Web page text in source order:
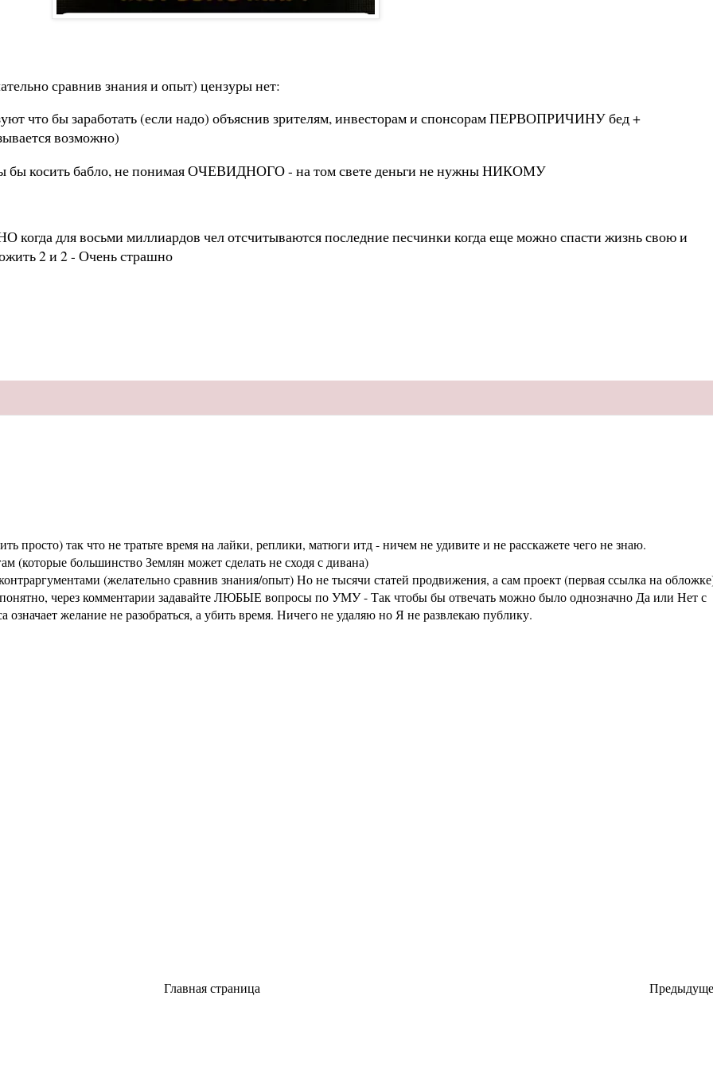
сравнив знания и опыт) цензуры нет:
что бы заработать (если надо) объяснив зрителям, инвесторам и спонсорам ПЕРВОПРИЧИНУ бед +
возможно)
бы косить бабло, не понимая ОЧЕВИДНОГО - на том свете деньги не нужны НИКОМУ
когда для восьми миллиардов чел отсчитываются последние песчинки когда еще можно спасти жизнь свою и
2 и 2 - Очень страшно
просто) так что не тратьте время на лайки, реплики, матюги итд - ничем не удивите и не расскажете чего не знаю.
большинство Землян может сделать не сходя с дивана)
(желательно сравнив знания/опыт) Но не тысячи статей продвижения, а сам проект (первая ссылка на
понятно, через комментарии задавайте ЛЮБЫЕ вопросы по УМУ - Так чтобы бы отвечать можно было однозначно Да или Нет с
желание не разобраться, а убить время. Ничего не удаляю но Я не развлекаю публику.
Главная страница